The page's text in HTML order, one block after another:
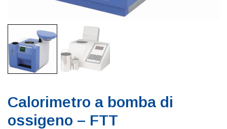
Calorimetro a bomba di
ossigeno – FTT